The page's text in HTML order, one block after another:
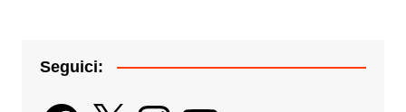
Seguici:
Facebook
X InstagramYouTube